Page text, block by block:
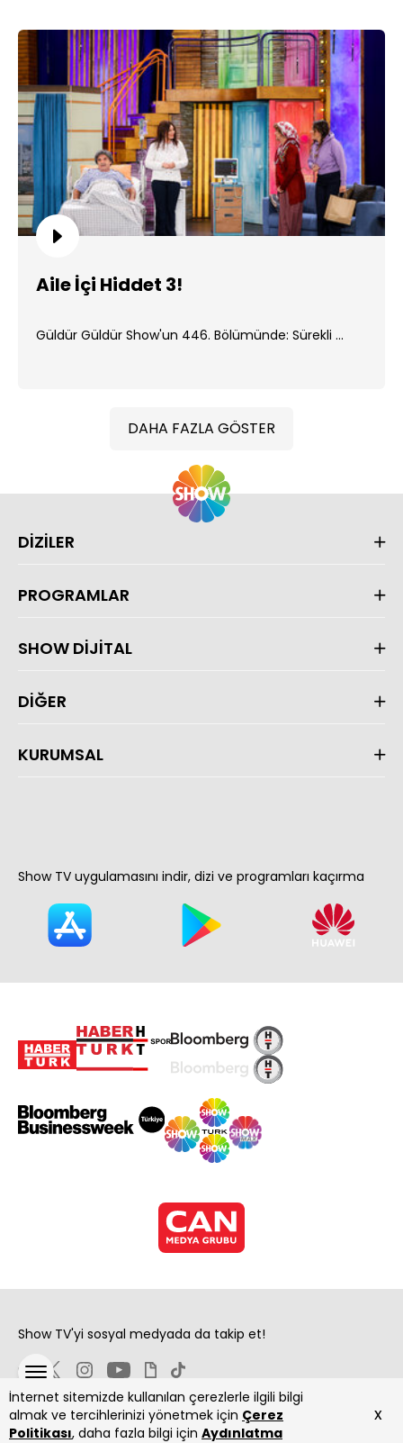
Aile İçi Hiddet 3!
Güldür Güldür Show'un 446. Bölümünde: Sürekli ...
DAHA FAZLA GÖSTER
İnternet sitemizde kullanılan çerezlerle ilgili bilgi
almak ve tercihlerinizi yönetmek için Çerez
Politikası, daha fazla bilgi için Aydınlatma
x
DİZİLER
PROGRAMLAR
SHOW DİJİTAL
DİĞER
KURUMSAL
Show TV uygulamasını indir, dizi ve programları kaçırma
Show TV'yi sosyal medyada da takip et!